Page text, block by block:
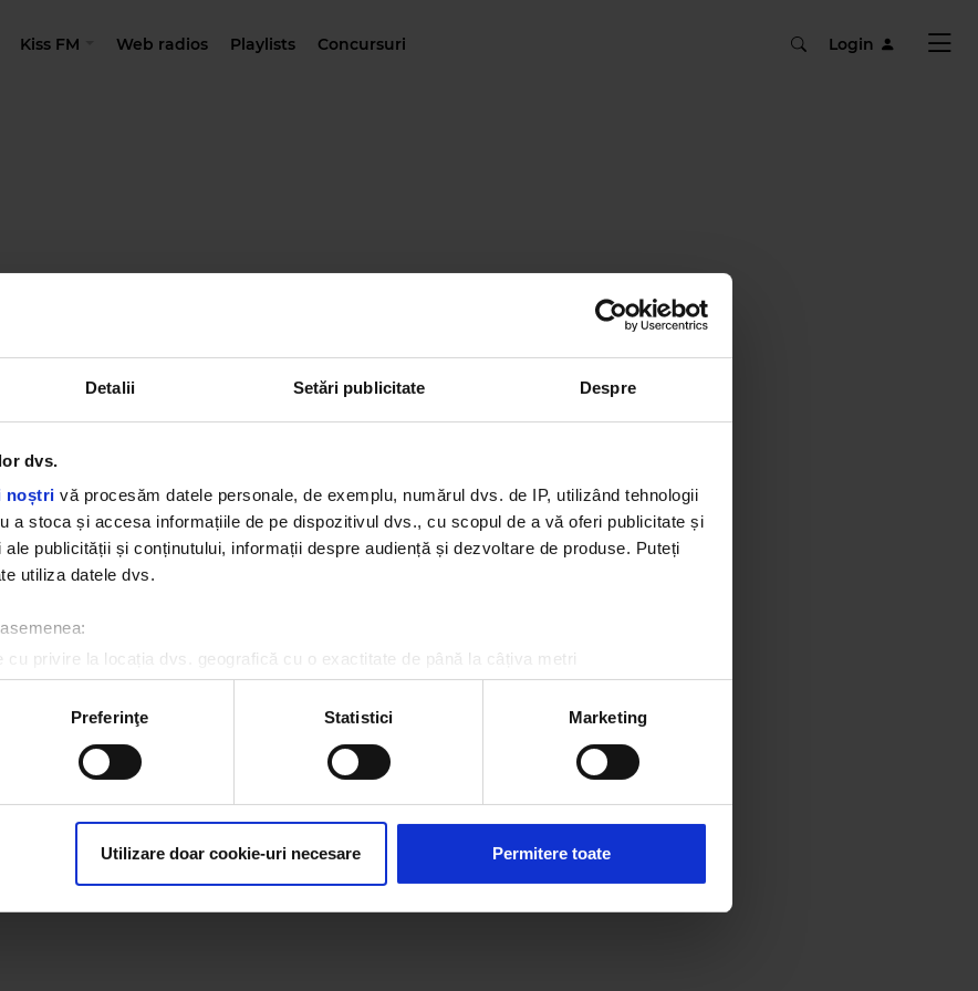
Detalii Setări publicitate Despre
dvs.
noștri vă procesăm datele personale, de exemplu, numărul dvs. de IP, utilizând tehnologii
a stoca și accesa informațiile de pe dispozitivul dvs., cu scopul de a vă oferi publicitate și
publicității și conținutului, informații despre audiență și dezvoltare de produse. Puteți
utiliza datele dvs.
cu privire la locația dvs. geografică cu o exactitate de până la câțiva metri
scanândul-l în mod activ după caracteristici specifice (amprentare)
procesarea datelor dvs. personale și configurați-vă preferințele la
secțiunea cu detalii
acordul din Declarația despre modulele cookie.
partenerilor de rețele sociale, de publicitate și de analize informații cu privire la modul în
le pot combina cu alte informații oferite de dvs. sau culese în urma folosirii serviciilor
Preferinţe Statistici Marketing
Utilizare doar cookie-uri necesare Permitere toate
Kiss FM Web radios Playlists Concursuri Login
Oh...